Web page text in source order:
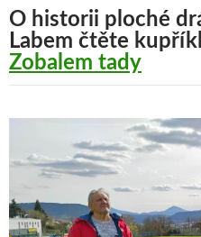
O historii ploché
Labem čtěte
Zobalem tady